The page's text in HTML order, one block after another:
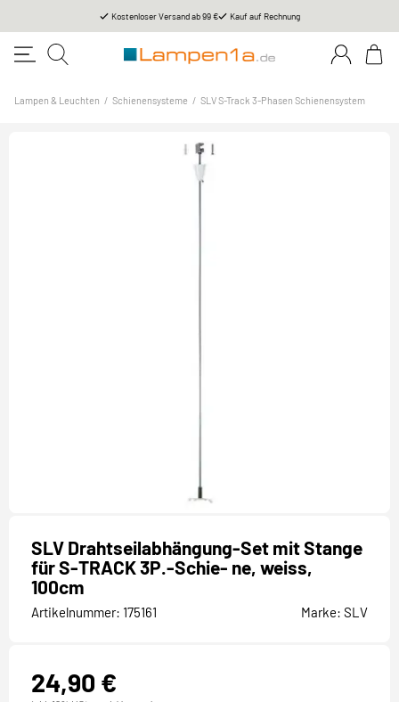
Kostenloser Versand ab 99 € Kauf auf Rechnung
Lampen & Leuchten / Schienensysteme / SLV S-Track 3-Phasen Schienensystem
SLV Drahtseilabhängung-Set mit Stange
für S-TRACK 3P.-Schie- ne, weiss,
100cm
Artikelnummer: 175161 Marke: SLV
24,90 €